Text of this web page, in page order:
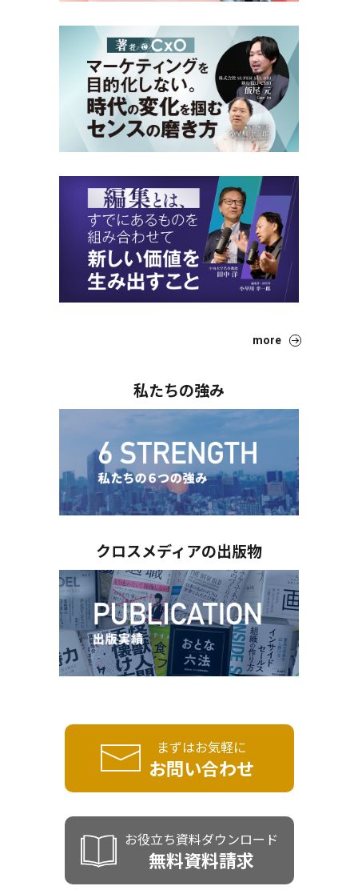
more
私たちの強み
クロスメディアの出版物
まずはお気軽に
お問い合わせ
お役立ち資料ダウンロード
無料資料請求